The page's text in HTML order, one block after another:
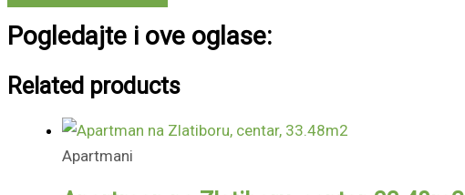
Pogledajte i ove oglase:
Related products
Apartmani